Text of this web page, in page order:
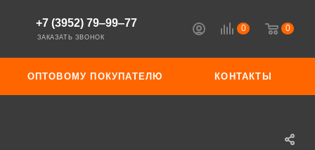
0 0
+7 (3952) 79‒99‒77
ЗАКАЗАТЬ ЗВОНОК
ОПТОВОМУ ПОКУПАТЕЛЮ КОНТАКТЫ